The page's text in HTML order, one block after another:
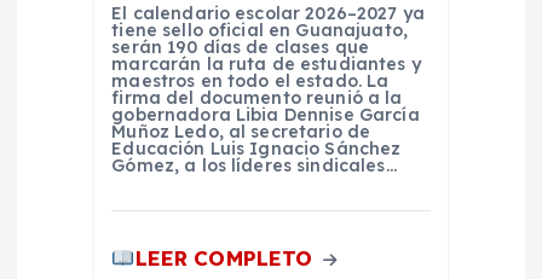
El calendario escolar 2026–2027 ya
tiene sello oficial en Guanajuato,
serán 190 días de clases que
marcarán la ruta de estudiantes y
maestros en todo el estado. La
firma del documento reunió a la
gobernadora Libia Dennise García
Muñoz Ledo, al secretario de
Educación Luis Ignacio Sánchez
Gómez, a los líderes sindicales…
LEER COMPLETO